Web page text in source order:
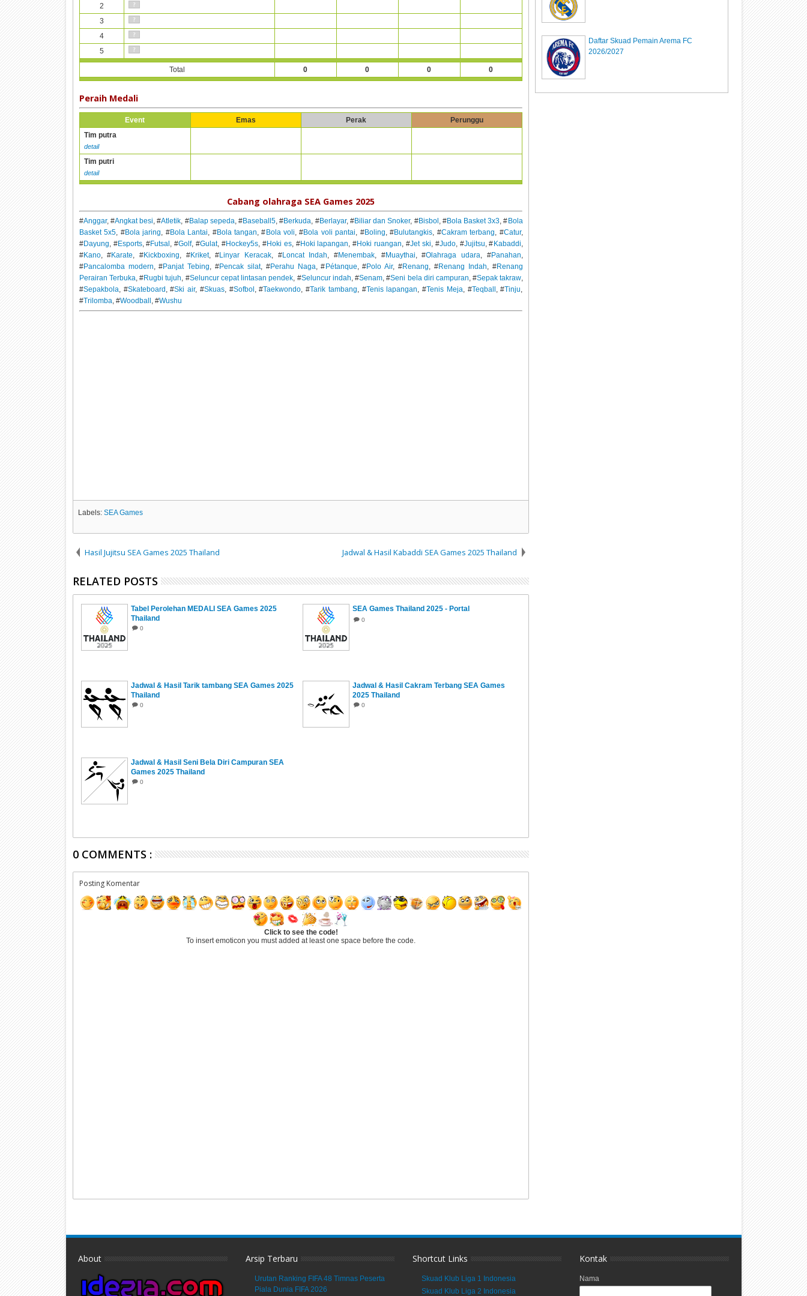
2
3
4
5
Total 0 0 0 0
Peraih Medali
Event Emas Perak
Perunggu
Tim putra
detail
Tim putri
detail
Cabang olahraga SEA Games 2025
#Anggar, #Angkat besi , #Atletik , #Balap sepeda , #Baseball5 , #Berkuda , #Berlayar, #Biliar dan Snoker, #Bisbol , #Bola Basket 3x3 , #Bola
Basket 5x5 , #Bola jaring , #Bola Lantai , #Bola tangan , #Bola voli , #Bola voli pantai , #Boling , #Bulutangkis , #Cakram terbang , #Catur,
#Dayung , #Esports, #Futsal , #Golf, #Gulat, #Hockey5s , #Hoki es, #Hoki lapangan , #Hoki ruangan , #Jet ski , #Judo, #Jujitsu , #Kabaddi
#Kano, #Karate , #Kickboxing , #Kriket, #Linyar Keracak , #Loncat Indah , #Menembak , #Muaythai , #Olahraga udara , #Panahan
#Pancalomba modern , #Panjat Tebing , #Pencak silat, #Perahu Naga , #Pétanque , #Polo Air, #Renang , #Renang Indah , #Renang
Perairan Terbuka , #Rugbi tujuh , #Seluncur cepat lintasan pendek , #Seluncur indah , #Senam , #Seni bela diri campuran , #Sepak takraw,
#Sepakbola , #Skateboard , #Ski air, #Skuas, #Sofbol , #Taekwondo , #Tarik tambang , #Tenis lapangan , #Tenis Meja , #Teqball , #Tinju
#Trilomba , #Woodball , #Wushu
Labels: SEA Games
Hasil Jujitsu SEA Games 2025 Thailand Jadwal & Hasil Kabaddi SEA Games 2025 Thailand
RELATED POSTS
Tabel Perolehan MEDALI SEA Games 2025
Thailand
0
SEA Games Thailand 2025 - Portal
0
Jadwal & Hasil Tarik tambang SEA Games 2025
Thailand
0
Jadwal & Hasil Cakram Terbang SEA Games
2025 Thailand
0
Jadwal & Hasil Seni Bela Diri Campuran SEA
Games 2025 Thailand
0
0 COMMENTS :
Posting Komentar
Click to see the code!
To insert emoticon you must added at least one space before the code.
Daftar Skuad Pemain Arema FC
2026/2027
About Arsip Terbaru
Urutan Ranking FIFA 48 Timnas Peserta
Piala Dunia FIFA 2026
Shortcut Links
Skuad Klub Liga 1 Indonesia
Skuad Klub Liga 2 Indonesia
Kontak
Nama